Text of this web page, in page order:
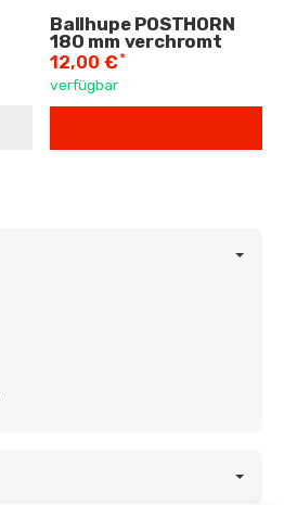
Ballhupe POSTHORN
180 mm verchromt
12,00 €*
verfügbar